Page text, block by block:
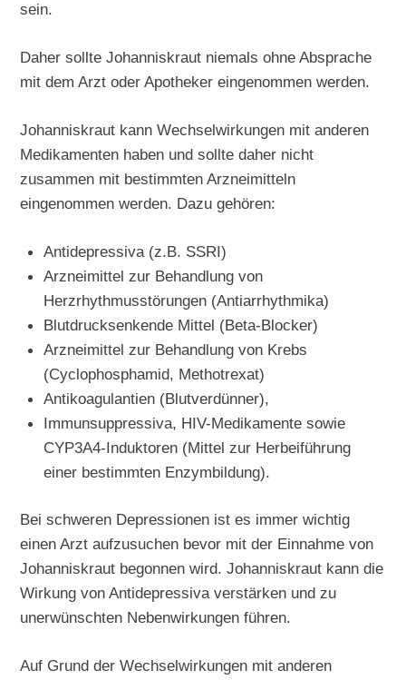
sein.
Daher sollte Johanniskraut niemals ohne Absprache
mit dem Arzt oder Apotheker eingenommen werden.
Johanniskraut kann Wechselwirkungen mit anderen
Medikamenten haben und sollte daher nicht
zusammen mit bestimmten Arzneimitteln
eingenommen werden. Dazu gehören:
Antidepressiva (z.B. SSRI)
Arzneimittel zur Behandlung von
Herzrhythmusstörungen (Antiarrhythmika)
Blutdrucksenkende Mittel (Beta-Blocker)
Arzneimittel zur Behandlung von Krebs
(Cyclophosphamid, Methotrexat)
Antikoagulantien (Blutverdünner),
Immunsuppressiva, HIV-Medikamente sowie
CYP3A4-Induktoren (Mittel zur Herbeiführung
einer bestimmten Enzymbildung).
Bei schweren Depressionen ist es immer wichtig
einen Arzt aufzusuchen bevor mit der Einnahme von
Johanniskraut begonnen wird. Johanniskraut kann die
Wirkung von Antidepressiva verstärken und zu
unerwünschten Nebenwirkungen führen.
Auf Grund der Wechselwirkungen mit anderen